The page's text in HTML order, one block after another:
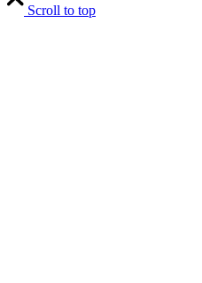
Scroll to top